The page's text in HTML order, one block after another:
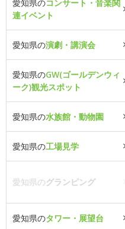
愛知県のコンサート・音楽関
連イベント
愛知県の演劇・講演会
愛知県のGW(ゴールデンウィ
ーク)観光スポット
愛知県の水族館・動物園
愛知県の工場見学
愛知県のグランピング
愛知県のタワー・展望台